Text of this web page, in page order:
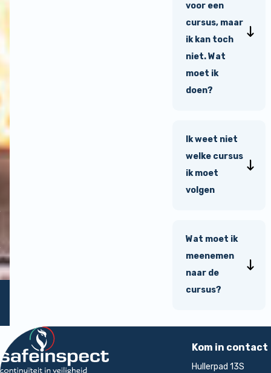
voor een
cursus, maar
ik kan toch
niet. Wat
moet ik
doen?
Ik weet niet
welke cursus
ik moet
volgen
Wat moet ik
meenemen
naar de
cursus?
Terug naar de startpagina
Kom in contact
Hullerpad 13S